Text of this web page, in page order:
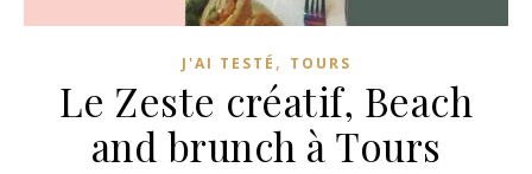
J'AI TESTÉ , TOURS
Le Zeste créatif, Beach
and brunch à Tours